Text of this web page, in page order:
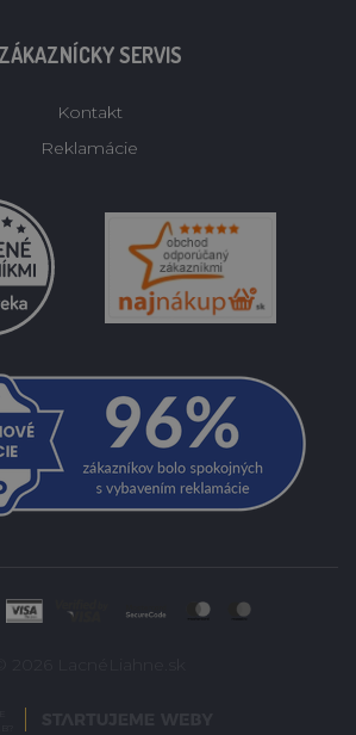
ZÁKAZNÍCKY SERVIS
Kontakt
Reklamácie